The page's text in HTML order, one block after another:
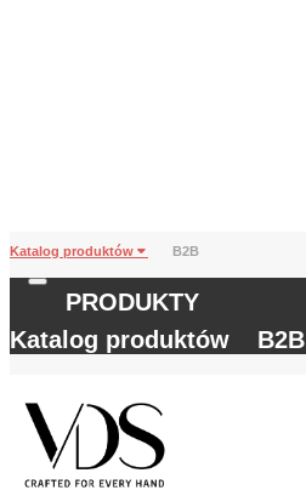
Katalog produktów B2B
PRODUKTY
Katalog produktów
B2B